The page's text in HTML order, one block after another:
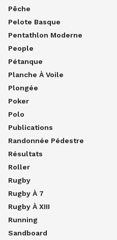
Pêche
Pelote Basque
Pentathlon Moderne
People
Pétanque
Planche À Voile
Plongée
Poker
Polo
Publications
Randonnée Pédestre
Résultats
Roller
Rugby
Rugby À 7
Rugby À XIII
Running
Sandboard